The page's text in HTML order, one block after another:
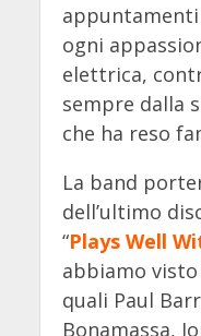
ogni
elettrica,
sempre dalla
che ha reso
La band
dell’ultimo
“Plays Well
abbiamo
quali Paul
Bonamassa,